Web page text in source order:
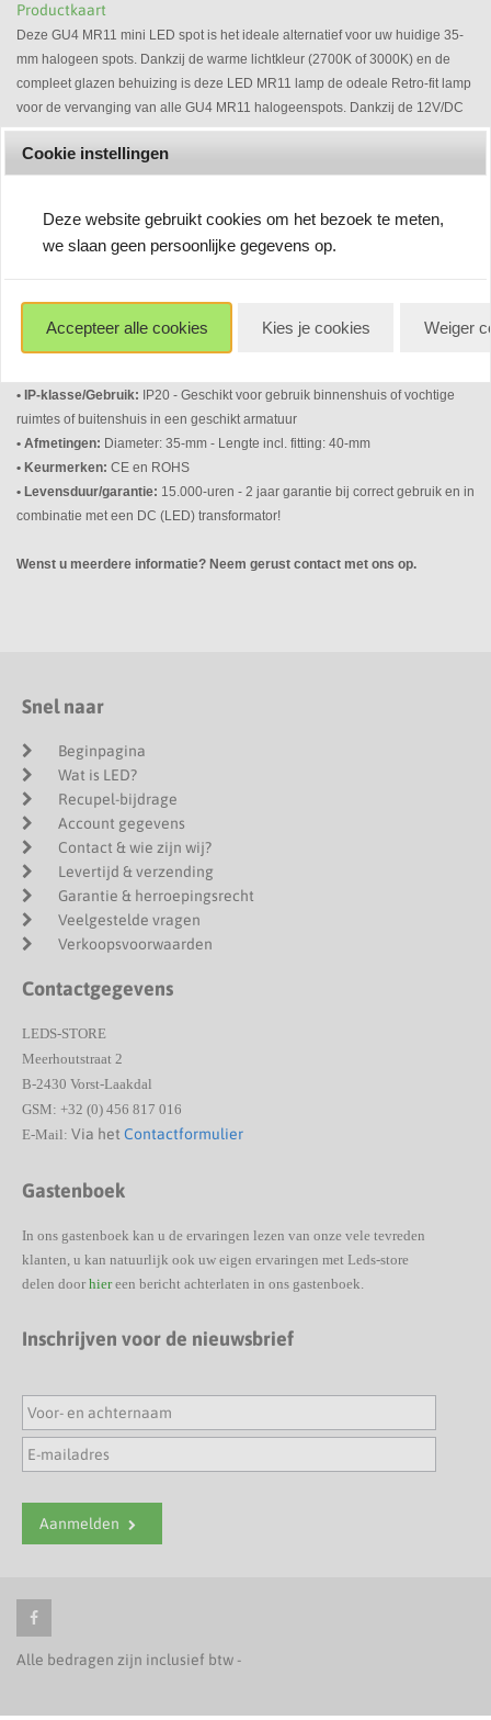
Productkaart
Deze GU4 MR11 mini LED spot is het ideale alternatief voor uw huidige 35-
mm halogeen spots. Dankzij de warme lichtkleur (2700K of 3000K) en de
compleet glazen behuizing is deze LED MR11 lamp de odeale Retro-fit lamp
voor de vervanging van alle GU4 MR11 halogeenspots. Dankzij de 12V/DC
voltage ook geschikt voor gebruik in caravans, mobilhomes enz.
• Energieverbruik:3-Watt - 3wh/1000-uren
• Voltage/fitting:12-Volt DC - MR11 - GU4
uw keuze) - CRI RA 80
• Lumen/lichtopbrengst:300-Lumen - Vergelijkbaar met 25-Watt halogeen
• Lichtbundel:
Deze spot heeft gemiddelde lichtbundel van 60° en geschikt
• IP-klasse/Gebruik: IP20 - Geschikt voor gebruik binnenshuis of vochtige
ruimtes of buitenshuis in een geschikt armatuur
• Afmetingen: Diameter: 35-mm - Lengte incl. fitting: 40-mm
• Keurmerken: CE en ROHS
• Levensduur/garantie: 15.000-uren - 2 jaar garantie bij correct gebruik en in
combinatie met een DC (LED) transformator!
Wenst u meerdere informatie? Neem gerust contact met ons op.
Snel naar
Beginpagina
Wat is LED?
Recupel-bijdrage
Account gegevens
Contact & wie zijn wij?
Levertijd & verzending
Garantie & herroepingsrecht
Veelgestelde vragen
Verkoopsvoorwaarden
Contactgegevens
LEDS-STORE
Meerhoutstraat 2
B-2430 Vorst-Laakdal
GSM: +32 (0) 456 817 016
E-Mail: Via het Contactformulier
Gastenboek
In ons gastenboek kan u de ervaringen lezen van onze vele tevreden
klanten, u kan natuurlijk ook uw eigen ervaringen met Leds-store
delen door hiereen bericht achterlaten in ons gastenboek.
Inschrijven voor de nieuwsbrief
Aanmelden
Alle bedragen zijn inclusief btw -
Cookie instellingen
Deze website gebruikt cookies om het bezoek te meten,
we slaan geen persoonlijke gegevens op.
Accepteer alle cookies Kies je cookies Weiger